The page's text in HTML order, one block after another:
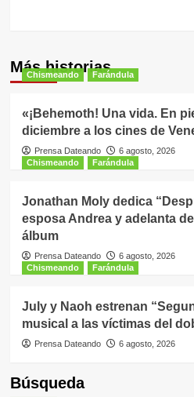
Más historias
Chismeando Farándula
«¡Behemoth! Una vida. En
diciembre a los cines de
Prensa Dateando
6 agosto, 2026
Chismeando
Farándula
Jonathan Moly dedica
esposa Andrea y adelanta
álbum
Prensa Dateando
6 agosto, 2026
Chismeando
Farándula
July y Naoh estrenan
musical a las víctimas del
Prensa Dateando 6 agosto, 2026
Búsqueda